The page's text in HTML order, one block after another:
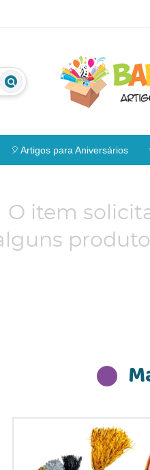
Artigos para Aniversários
O item